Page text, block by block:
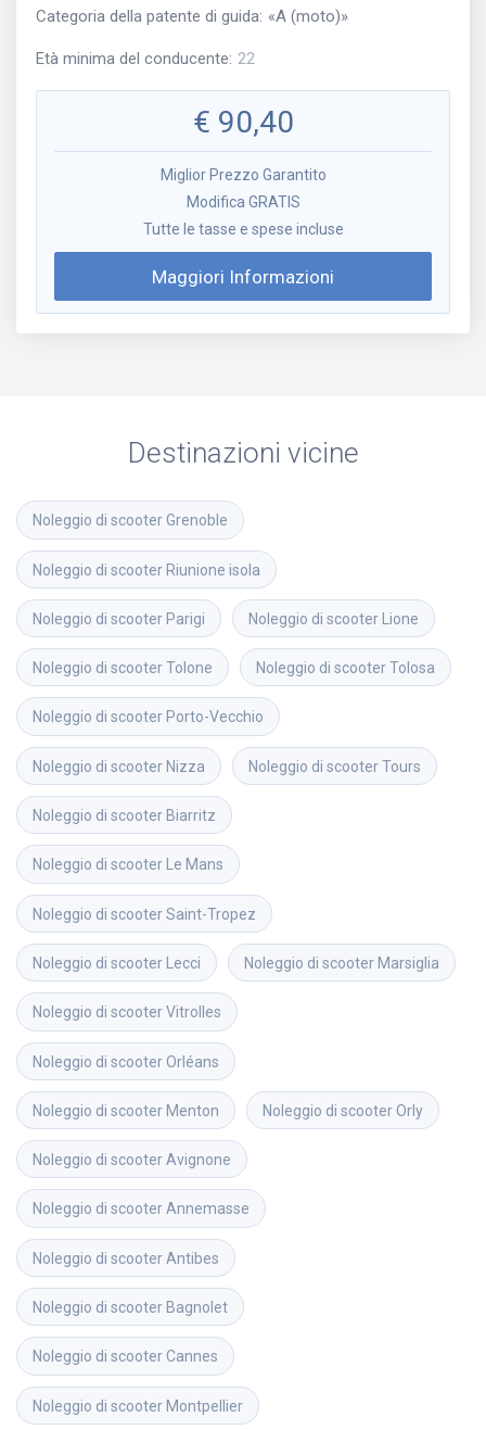
Categoria della patente di guida: «A (moto)»
Età minima del conducente: 22
€ 90,40
Miglior Prezzo Garantito
Modifica GRATIS
Tutte le tasse e spese incluse
Maggiori Informazioni
Destinazioni vicine
Noleggio di scooterGrenoble
Noleggio di scooterRiunione isola
Noleggio di scooter Parigi Noleggio di scooter Lione
Noleggio di scooterTolone Noleggio di scooterTolosa
Noleggio di scooter Porto-Vecchio
Noleggio di scooter Nizza Noleggio di scooterTours
Noleggio di scooter Biarritz
Noleggio di scooter Le Mans
Noleggio di scooterSaint-Tropez
Noleggio di scooter Lecci Noleggio di scooter Marsiglia
Noleggio di scooterVitrolles
Noleggio di scooterOrléans
Noleggio di scooter Menton Noleggio di scooterOrly
Noleggio di scooter Avignone
Noleggio di scooterAnnemasse
Noleggio di scooter Antibes
Noleggio di scooter Bagnolet
Noleggio di scooterCannes
Noleggio di scooter Montpellier